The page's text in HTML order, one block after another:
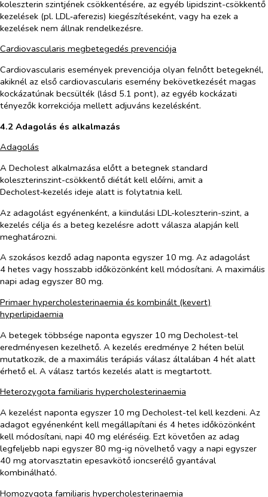
koleszterin szintjének csökkentésére, az egyéb lipidszint-csökkentő
kezelések (pl. LDL‑aferezis) kiegészítéseként, vagy ha ezek a
kezelések nem állnak rendelkezésre.
Cardiovascularis megbetegedés prevenciója
Cardiovascularis események prevenciója olyan felnőtt betegeknél,
akiknél az első cardiovascularis esemény bekövetkezését magas
kockázatúnak becsülték (lásd 5.1 pont), az egyéb kockázati
tényezők korrekciója mellett adjuváns kezelésként.
4.2 Adagolás és alkalmazás
Adagolás
A Decholest alkalmazása előtt a betegnek standard
koleszterinszint-csökkentő diétát kell előírni, amit a
Decholest‑kezelés ideje alatt is folytatnia kell.
Az adagolást egyénenként, a kiindulási LDL-koleszterin-szint, a
kezelés célja és a beteg kezelésre adott válasza alapján kell
meghatározni.
A szokásos kezdő adag naponta egyszer 10 mg. Az adagolást
4 hetes vagy hosszabb időközönként kell módosítani. A maximális
napi adag egyszer 80 mg.
Primaer hypercholesterinaemia és kombinált (kevert)
hyperlipidaemia
A betegek többsége naponta egyszer 10 mg Decholest-tel
eredményesen kezelhető. A kezelés eredménye 2 héten belül
mutatkozik, de a maximális terápiás válasz általában 4 hét alatt
érhető el. A válasz tartós kezelés alatt is megtartott.
Heterozygota familiaris hypercholesterinaemia
A kezelést naponta egyszer 10 mg Decholest-tel kell kezdeni. Az
adagot egyénenként kell megállapítani és 4 hetes időközönként
kell módosítani, napi 40 mg eléréséig. Ezt követően az adag
legfeljebb napi egyszer 80 mg-ig növelhető vagy a napi egyszer
40 mg atorvasztatin epesavkötő ioncserélő gyantával
kombinálható.
Homozygota familiaris hypercholesterinaemia